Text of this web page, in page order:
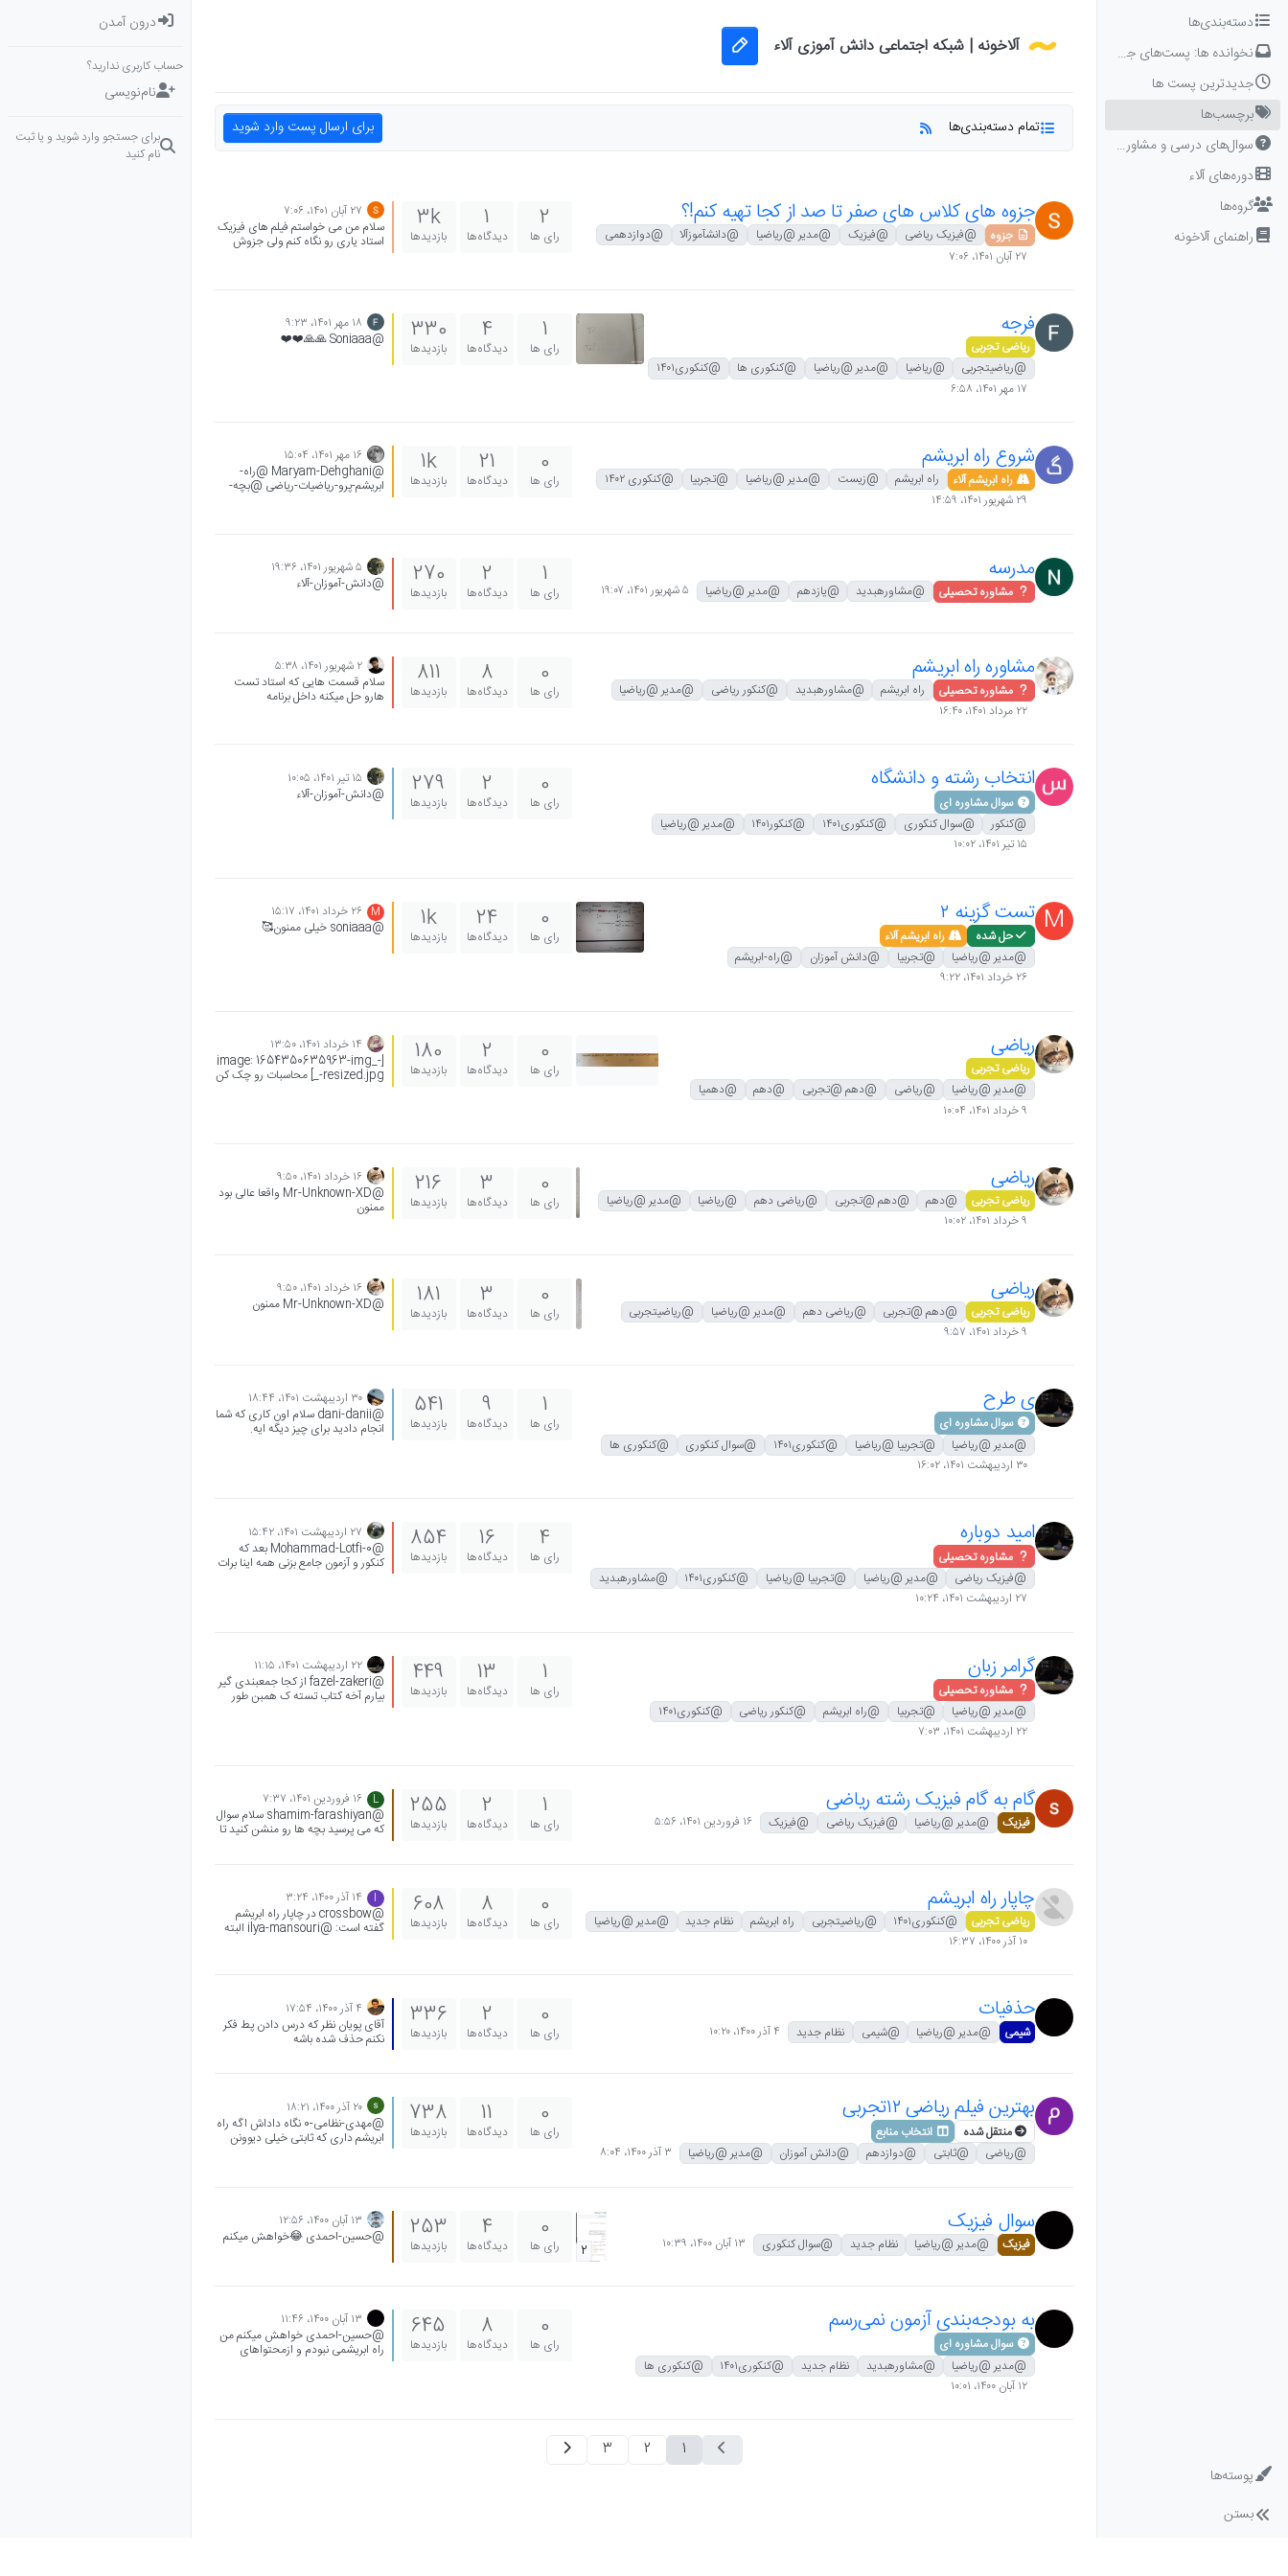
Skip to content
دسته‌بندی‌ها
نخوانده ها: پست‌های جدید برای شما
جدیدترین پست ها
برچسب‌ها
سوال‌های درسی و مشاوره‌ای
دوره‌های آلاء
گروه‌ها
راهنمای آلاخونه
پوسته‌ها
بستن
آلاخونه | شبکه اجتماعی دانش آموزی آلاء
تمام دسته‌بندی‌ها برای ارسال پست وارد شوید
جزوه های کلاس های صفر تا صد از کجا تهیه کنم!؟
جزوه @فیزیک ریاضی @فیزیک @مدیر @ریاضیا @دانشآموزآلا
@دوازدهمی
۲۷ آبان ۱۴۰۱،‏ ۷:۰۶
2
رای ها
1
دیدگاه‌ها
3k
بازدیدها
۲۷ آبان ۱۴۰۱،‏ ۷:۰۶
سلام من می خواستم فیلم های فیزیک
استاد یاری رو نگاه کنم ولی جزوش
فرجه
ریاضی تجربی
@ریاضیتجربی
@ریاضیا @مدیر @ریاضیا @کنکوری ها
@کنکوری۱۴۰۱
۱۷ مهر ۱۴۰۱،‏ ۶:۵۸
1
رای ها
4
دیدگاه‌ها
330
بازدیدها
۱۸ مهر ۱۴۰۱،‏ ۹:۲۳
@Soniaaa 🙏🙏❤️❤️
شروع راه ابریشم
راه ابریشم آلاء راه ابریشم @زیست @مدیر @ریاضیا @تجربیا
@کنکوری ۱۴۰۲
۲۹ شهریور ۱۴۰۱،‏ ۱۴:۵۹
0
رای ها
21
دیدگاه‌ها
1k
بازدیدها
۱۶ مهر ۱۴۰۱،‏ ۱۵:۰۴
@Maryam-Dehghani @راه-
ابریشم-پرو-ریاضیات-ریاضی @بچه-
مدرسه
مشاوره تحصیلی @مشاورهبدید @یازدهم @مدیر @ریاضیا ۵ شهریور ۱۴۰۱،‏ ۱۹:۰۷
1
رای ها
2
دیدگاه‌ها
270
بازدیدها
۵ شهریور ۱۴۰۱،‏ ۱۹:۳۶
@دانش-آموزان-آلاء
مشاوره راه ابریشم
مشاوره تحصیلی راه ابریشم @مشاورهبدید @کنکور ریاضی
@مدیر @ریاضیا
۲۲ مرداد ۱۴۰۱،‏ ۱۶:۴۰
0
رای ها
8
دیدگاه‌ها
811
بازدیدها
۲ شهریور ۱۴۰۱،‏ ۵:۳۸
سلام قسمت هایی که استاد تست
هارو حل میکنه داخل برنامه
انتخاب رشته و دانشگاه
سوال مشاوره ای
@کنکور
@سوال کنکوری @کنکوری۱۴۰۱ @کنکور۱۴۰۱
@مدیر @ریاضیا
۱۵ تیر ۱۴۰۱،‏ ۱۰:۰۲
0
رای ها
2
دیدگاه‌ها
279
بازدیدها
۱۵ تیر ۱۴۰۱،‏ ۱۰:۰۵
@دانش-آموزان-آلاء
M تست گزینه ۲
حل شده
راه ابریشم آلاء
@مدیر @ریاضیا
@تجربیا @دانش آموزان
@راه-ابریشم
۲۶ خرداد ۱۴۰۱،‏ ۹:۲۲
0
رای ها
24
دیدگاه‌ها
1k
بازدیدها
M ۲۶ خرداد ۱۴۰۱،‏ ۱۵:۱۷
@soniaaa خیلی ممنون🥰
ریاضی
ریاضی تجربی
@مدیر @ریاضیا
@ریاضی @دهم @تجربی @دهم
@دهمیا
۹ خرداد ۱۴۰۱،‏ ۱۰:۰۴
0
رای ها
2
دیدگاه‌ها
180
بازدیدها
۱۴ خرداد ۱۴۰۱،‏ ۱۳:۵۰
[image: 1654350635963-img_-
_-resized.jpg] محاسبات رو چک کن
ریاضی
ریاضی تجربی @دهم @دهم @تجربی @ریاضی دهم @ریاضیا
@مدیر @ریاضیا
۹ خرداد ۱۴۰۱،‏ ۱۰:۰۲
0
رای ها
3
دیدگاه‌ها
216
بازدیدها
۱۶ خرداد ۱۴۰۱،‏ ۹:۵۰
@Mr-Unknown-XD واقعا عالی بود
ممنون
ریاضی
ریاضی تجربی @دهم @تجربی @ریاضی دهم @مدیر @ریاضیا
@ریاضیتجربی
۹ خرداد ۱۴۰۱،‏ ۹:۵۷
0
رای ها
3
دیدگاه‌ها
181
بازدیدها
۱۶ خرداد ۱۴۰۱،‏ ۹:۵۰
@Mr-Unknown-XD ممنون
ی طرح
سوال مشاوره ای
@مدیر @ریاضیا
@تجربیا @ریاضیا @کنکوری۱۴۰۱ @سوال کنکوری
@کنکوری ها
۳۰ اردیبهشت ۱۴۰۱،‏ ۱۶:۰۲
1
رای ها
9
دیدگاه‌ها
541
بازدیدها
۳۰ اردیبهشت ۱۴۰۱،‏ ۱۸:۴۴
@dani-danii سلام اون کاری که شما
انجام دادید برای چیز دیگه ایه.
مناسب هم خیلی مؤثره) موفق باشید امید دوباره
مشاوره تحصیلی
@فیزیک ریاضی
@مدیر @ریاضیا @تجربیا @ریاضیا @کنکوری۱۴۰۱
@مشاورهبدید
۲۷ اردیبهشت ۱۴۰۱،‏ ۱۰:۲۴
4
رای ها
16
دیدگاه‌ها
854
بازدیدها
۲۷ اردیبهشت ۱۴۰۱،‏ ۱۵:۴۲
@Mohammad-Lotfi-0 بعد که
کنکور و آزمون جامع بزنی همه اینا برات
گرامر زبان
مشاوره تحصیلی
@مدیر @ریاضیا
@تجربیا @راه ابریشم @کنکور ریاضی
@کنکوری۱۴۰۱
۲۲ اردیبهشت ۱۴۰۱،‏ ۷:۰۳
1
رای ها
13
دیدگاه‌ها
449
بازدیدها
۲۲ اردیبهشت ۱۴۰۱،‏ ۱۱:۱۵
@fazel-zakeri از کجا جمعبندی گیر
بیارم آخه کتاب تسته ک همبن طور
گام به گام فیزیک رشته ریاضی
فیزیک @مدیر @ریاضیا @فیزیک ریاضی @فیزیک ۱۶ فروردین ۱۴۰۱،‏ ۵:۵۶
1
رای ها
2
دیدگاه‌ها
255
بازدیدها
L
۱۶ فروردین ۱۴۰۱،‏ ۷:۳۷
@shamim-farashiyan سلام سوال
که می پرسید بچه ها رو منشن کنید تا
ابریشم چاپار راه ابریشم
ریاضی تجربی @کنکوری۱۴۰۱ @ریاضیتجربی راه ابریشم نظام جدید
@مدیر @ریاضیا
۱۰ آذر ۱۴۰۰،‏ ۱۶:۳۷
0
رای ها
8
دیدگاه‌ها
608
بازدیدها
I
۱۴ آذر ۱۴۰۰،‏ ۳:۲۴
@crossbow در چاپار راه ابریشم
گفته است: @ilya-mansouri البته
حذفیات
شیمی @مدیر @ریاضیا @شیمی نظام جدید ۴ آذر ۱۴۰۰،‏ ۱۰:۲۰
0
رای ها
2
دیدگاه‌ها
336
بازدیدها
۴ آذر ۱۴۰۰،‏ ۱۷:۵۴
آقای پویان نظر که درس دادن پط فکر
نکنم حذف شده باشه
بهترین فیلم ریاضی ۱۲تجربی
منتقل شده
انتخاب منابع
@ریاضی
@ثابتی @دوازدهم @دانش آموزان @مدیر @ریاضیا ۳ آذر ۱۴۰۰،‏ ۸:۰۴
0
رای ها
11
دیدگاه‌ها
738
بازدیدها
۲۰ آذر ۱۴۰۰،‏ ۱۸:۲۱
@مهدی-نظامی-0 نگاه داداش اگه راه
ابریشم داری که ثابتی خیلی دیوونن
شش ساعت میزاره که پارسال رایگان
بود نهاییت بالای هجده میشی من
خودم صفر صفر بودم هیچی
سوال فیزیک
فیزیک @مدیر @ریاضیا نظام جدید @سوال کنکوری ۱۳ آبان ۱۴۰۰،‏ ۱۰:۳۹ 2
0
رای ها
4
دیدگاه‌ها
253
بازدیدها
۱۳ آبان ۱۴۰۰،‏ ۱۲:۵۶
@حسین-احمدی 😂خواهش میکنم
به بودجه‌بندی آزمون‌ نمی‌رسم
سوال مشاوره ای
@مدیر @ریاضیا
@مشاورهبدید نظام جدید @کنکوری۱۴۰۱
@کنکوری ها
۱۲ آبان ۱۴۰۰،‏ ۱۰:۰۱
0
رای ها
8
دیدگاه‌ها
645
بازدیدها
۱۳ آبان ۱۴۰۰،‏ ۱۱:۴۶
@حسین-احمدی خواهش میکنم من
راه ابریشمی نبودم و ازمحتواهای
1
2
3
درون آمدن
حساب کاربری ندارید؟
نام‌نویسی
برای جستجو وارد شوید و یا ثبت
نام کنید